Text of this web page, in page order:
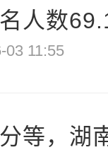
人数
03 11:55
等，湖